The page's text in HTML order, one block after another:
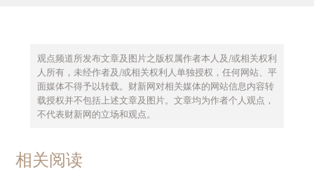
观点频道所发布文章及图片之版权属作者本人及/或相关权利
人所有，未经作者及/或相关权利人单独授权，任何网站、平
面媒体不得予以转载。财新网对相关媒体的网站信息内容转
载授权并不包括上述文章及图片。文章均为作者个人观点，
不代表财新网的立场和观点。
相关阅读